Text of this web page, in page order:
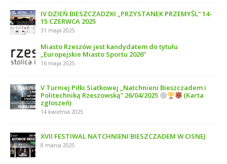
IV DZIEŃ BIESZCZADZKI „PRZYSTANEK PRZEMYŚL” 14-
15 CZERWCA 2025
31 maja 2025
Miasto Rzeszów jest kandydatem do tytułu
„Europejskie Miasto Sportu 2026”
16 maja 2025
V Turniej Piłki Siatkowej „Natchnieni Bieszczadem i
Politechniką Rzeszowską” 26/04/2025
(Karta
zgłoszeń)
14 kwietnia 2025
XVII FESTIWAL NATCHNIENI BIESZCZADEM W CISNEJ
8 marca 2025